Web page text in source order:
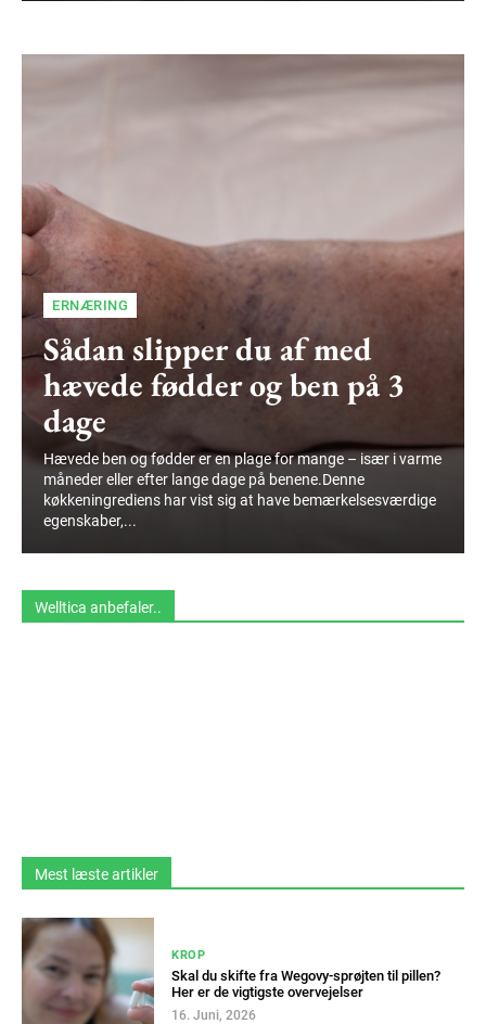
ERNÆRING
Sådan slipper du af med
hævede fødder og ben på 3
dage
Hævede ben og fødder er en plage for mange – især i varme
måneder eller efter lange dage på benene.Denne
køkkeningrediens har vist sig at have bemærkelsesværdige
egenskaber,...
Welltica anbefaler..
Mest læste artikler
KROP
Skal du skifte fra Wegovy-sprøjten til pillen?
Her er de vigtigste overvejelser
16. Juni, 2026